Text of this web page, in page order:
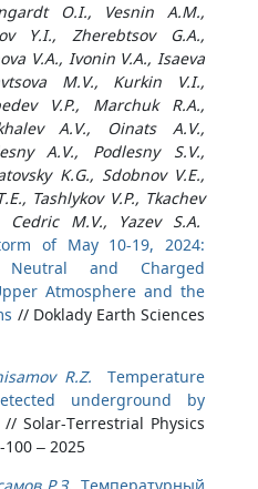
O.I., Vesnin A.M.,
Y.I., Zherebtsov G.A.,
V.A., Ivonin V.A., Isaeva
M.V., Kurkin V.I.,
V.P., Marchuk R.A.,
A.V., Oinats A.V.,
A.V., Podlesny S.V.,
K.G., Sdobnov V.E.,
Tashlykov V.P., Tkachev
M.V., Yazev S.A.
of May 10-19, 2024:
Neutral and Charged
Atmosphere and the
// Doklady Earth Sciences
R.Z.
Temperature
underground by
// Solar-Terrestrial Physics
– 2025